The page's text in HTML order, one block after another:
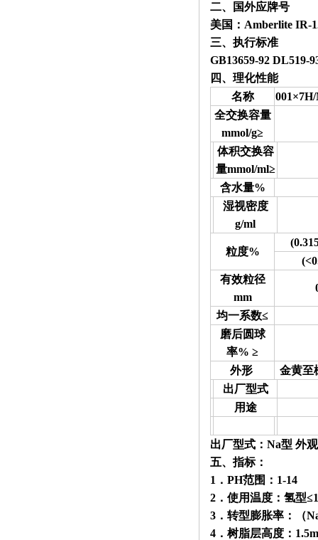
二、国外应牌号
美国：Amberlite IR-
三、执行标准
GB13659-92 DL519-
四、理化性能
名称
全交换容量
mmol/g≥
体积交换容
量mmol/ml≥
含水量%
湿视密度
g/ml
粒度%
(<
有效粒径
mm
均一系数≤
磨后圆球
率% ≥
外形
金黄至
出厂型式
用途
出厂型式：Na型 外
五、指标：
1．PH范围：1-14
2．使用温度：氢型≤
3．转型膨胀率：（
4．树脂层高度： 1.5m